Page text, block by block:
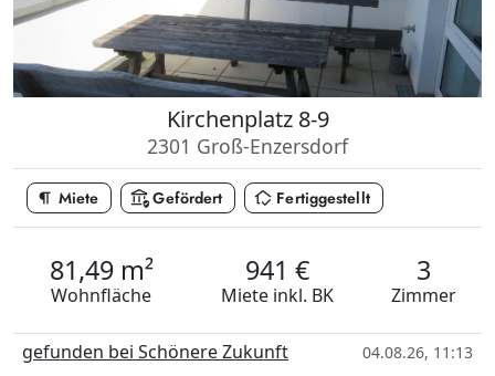
Kirchenplatz 8-9
2301 Groß-Enzersdorf
format_paragraph Miete assured_workloadGefördert in_home_mode Fertiggestellt
81,49 m²
Wohnfläche
941 €
Miete inkl. BK
3
Zimmer
gefunden bei Schönere Zukunft 04.08.26, 11:13